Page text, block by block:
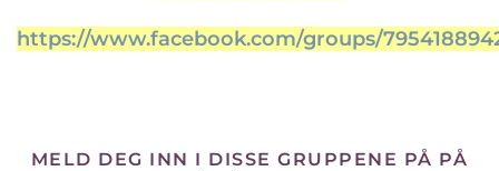
https://www.facebook.com/groups/
MELD DEG INN I DISSE GRUPPENE PÅ PÅ